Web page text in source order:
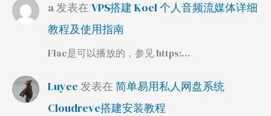
a发表在VPS搭建 Koel 个人音频流媒体详细
教程及使用指南
Flac是可以播放的，参见 https:…
Luyee 发表在 简单易用私人网盘系统
Cloudreve搭建安装教程